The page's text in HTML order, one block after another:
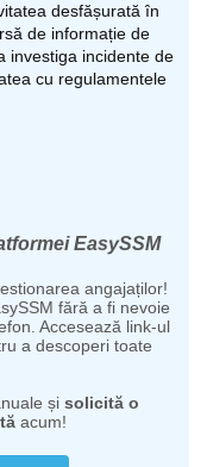
desfășurată în
de informație de
investiga incidente de
cu regulamentele
EasySSM
angajaților!
fără a fi nevoie
Accesează link-ul
a descoperi toate
și solicită o
acum!